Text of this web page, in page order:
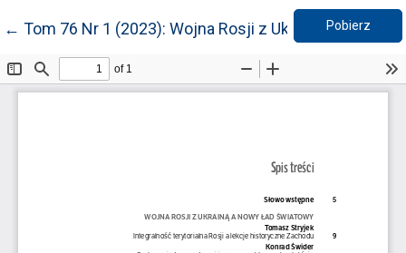
← Wróć do szczegółów artykułu
Tom 76 Nr 1 (2023): Wojna Rosji z Ukrainą a nowy
Pobierz